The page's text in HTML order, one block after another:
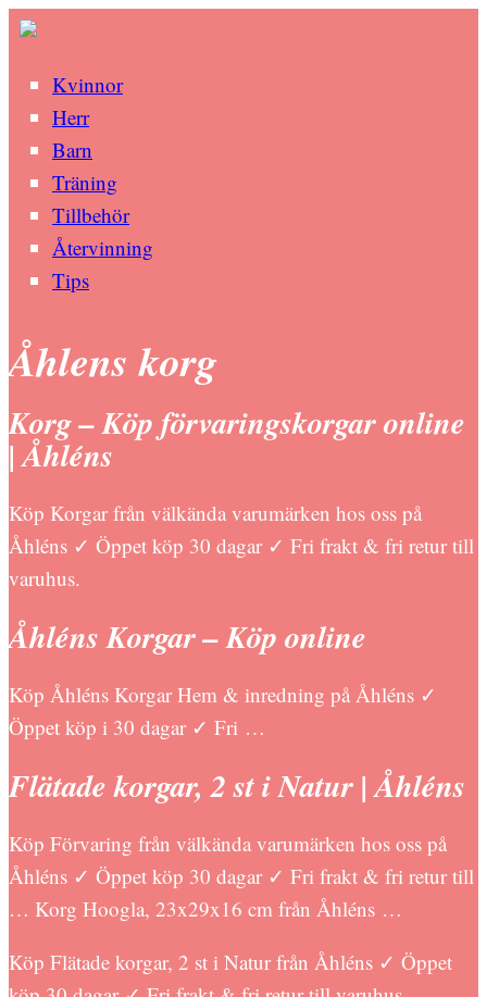
Kvinnor
Herr
Barn
Träning
Tillbehör
Återvinning
Tips
Åhlens korg
Korg – Köp förvaringskorgar online
| Åhléns
Köp Korgar från välkända varumärken hos oss på
Åhléns ✓ Öppet köp 30 dagar ✓ Fri frakt & fri retur till
varuhus.
Åhléns Korgar – Köp online
Köp Åhléns Korgar Hem & inredning på Åhléns ✓
Öppet köp i 30 dagar ✓ Fri …
Flätade korgar, 2 st i Natur | Åhléns
Köp Förvaring från välkända varumärken hos oss på
Åhléns ✓ Öppet köp 30 dagar ✓ Fri frakt & fri retur till
… Korg Hoogla, 23x29x16 cm från Åhléns …
Köp Flätade korgar, 2 st i Natur från Åhléns ✓ Öppet